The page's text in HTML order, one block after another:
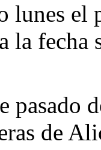
lunes
la fecha
pasado
de